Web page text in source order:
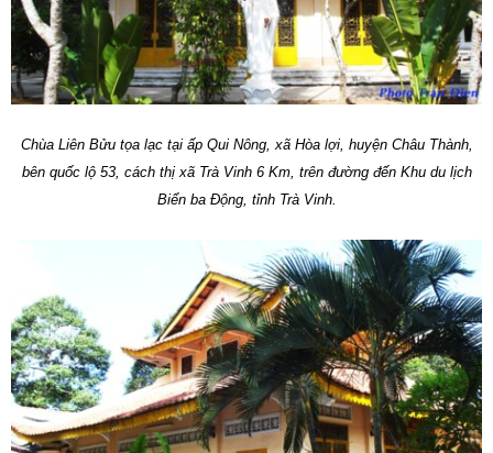
Chùa Liên Bửu tọa lạc tại ấp Qui Nông, xã Hòa lợi, huyện Châu Thành,
bên quốc lộ 53, cách thị xã Trà Vinh 6 Km, trên đường đến Khu du lịch
Biển ba Động, tỉnh Trà Vinh.